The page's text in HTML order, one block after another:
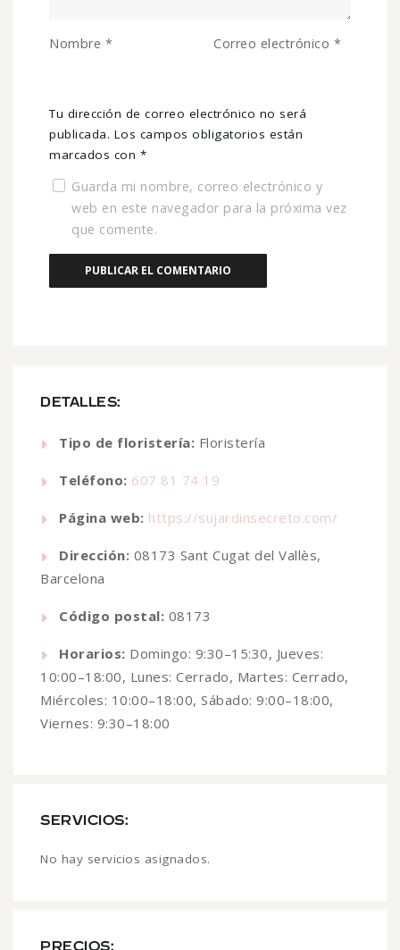
DETALLES:
Tipo de floristería: Floristería
Teléfono: 607 81 74 19
Página web: https://sujardinsecreto.com/
Dirección: 08173 Sant Cugat del Vallès,
Barcelona
Código postal: 08173
Horarios: Domingo: 9:30–15:30, Jueves:
10:00–18:00, Lunes: Cerrado, Martes: Cerrado,
Miércoles: 10:00–18:00, Sábado: 9:00–18:00,
Viernes: 9:30–18:00
SERVICIOS:
No hay servicios asignados.
PRECIOS:
Tu dirección de correo electrónico no será
publicada. Los campos obligatorios están
marcados con *
Nombre * Correo electrónico *
Guarda mi nombre, correo electrónico y
web en este navegador para la próxima vez
que comente.